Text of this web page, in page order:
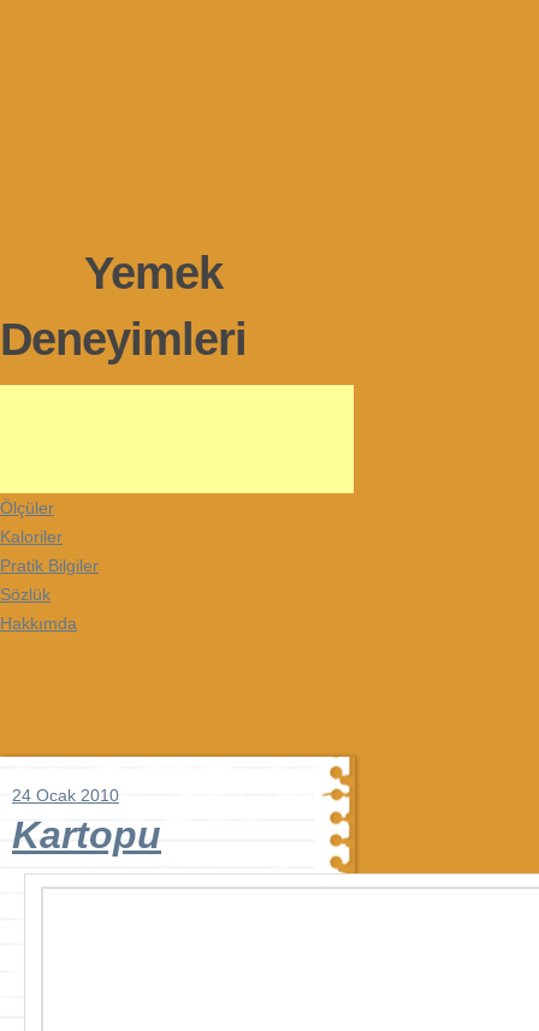
Yemek
Deneyimleri
Ölçüler
Kaloriler
Pratik Bilgiler
Sözlük
Hakkımda
24 Ocak 2010
Kartopu